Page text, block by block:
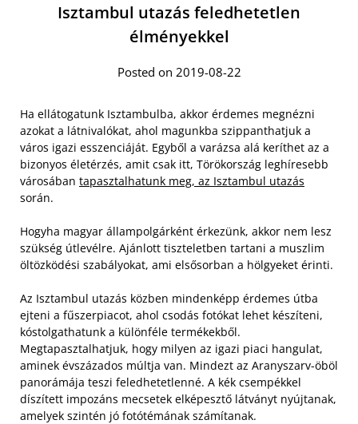
Isztambul utazás feledhetetlen
élményekkel
Posted on 2019-08-22
Ha ellátogatunk Isztambulba, akkor érdemes megnézni
azokat a látnivalókat, ahol magunkba szippanthatjuk a
város igazi esszenciáját. Egyből a varázsa alá keríthet az a
bizonyos életérzés, amit csak itt, Törökország leghíresebb
városában tapasztalhatunk meg, az Isztambul utazás
során.
Hogyha magyar állampolgárként érkezünk, akkor nem lesz
szükség útlevélre. Ajánlott tiszteletben tartani a muszlim
öltözködési szabályokat, ami elsősorban a hölgyeket érinti.
Az Isztambul utazás közben mindenképp érdemes útba
ejteni a fűszerpiacot, ahol csodás fotókat lehet készíteni,
kóstolgathatunk a különféle termékekből.
Megtapasztalhatjuk, hogy milyen az igazi piaci hangulat,
aminek évszázados múltja van. Mindezt az Aranyszarv-öböl
panorámája teszi feledhetetlenné. A kék csempékkel
díszített impozáns mecsetek elképesztő látványt nyújtanak,
amelyek szintén jó fotótémának számítanak.